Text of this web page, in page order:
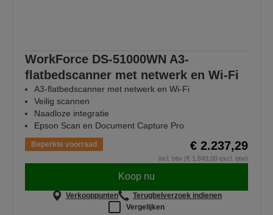
WorkForce DS-51000WN A3-
flatbedscanner met netwerk en Wi-Fi
A3-flatbedscanner met netwerk en Wi-Fi
Veilig scannen
Naadloze integratie
Epson Scan en Document Capture Pro
Beperkte voorraad € 2.237,29
incl. btw (€ 1.849,00 excl. btw)
Koop nu
Verkooppunten
Terugbelverzoek indienen
Vergelijken